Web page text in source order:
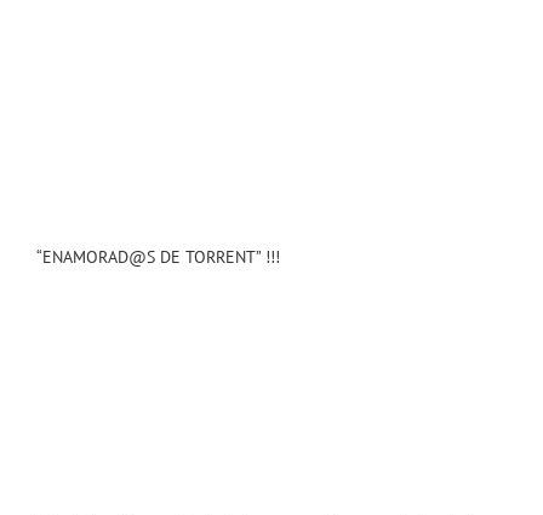
“ENAMORAD@S DE TORRENT” !!!